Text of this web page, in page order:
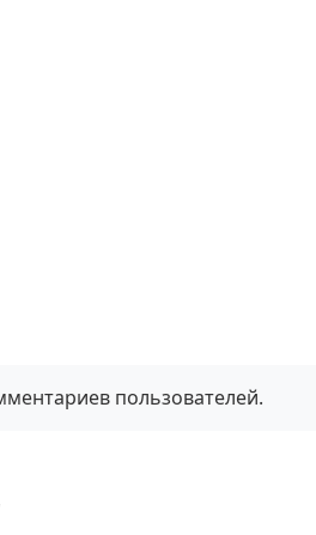
пользователей.